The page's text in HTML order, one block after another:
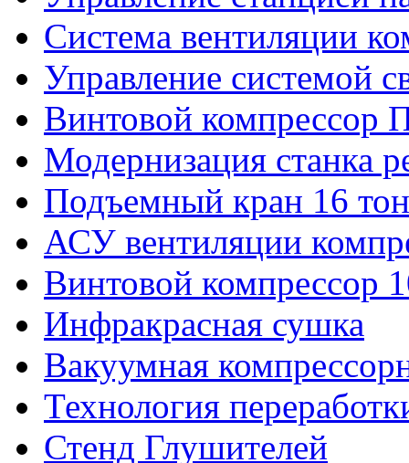
Система вентиляции
Управление системой
Винтовой компрессор
Модернизация станка
Подъемный кран 16
АСУ вентиляции
Винтовой компрессор
Инфракрасная сушка
Вакуумная
Технология
Стенд Глушителей